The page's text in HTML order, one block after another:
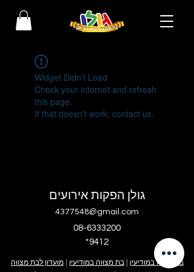
Widget Didn’t Load
Check your internet and refresh
this page.
If that doesn’t work, contact us.
גולן הפקות אירועים
4377548@gmail.com
08-6333200
בר מצווה במודיעין |בת מצווה במודיעין |מועדון לבת מצווה
*9412